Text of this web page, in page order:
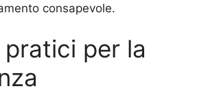
consapevole.
pratici per la